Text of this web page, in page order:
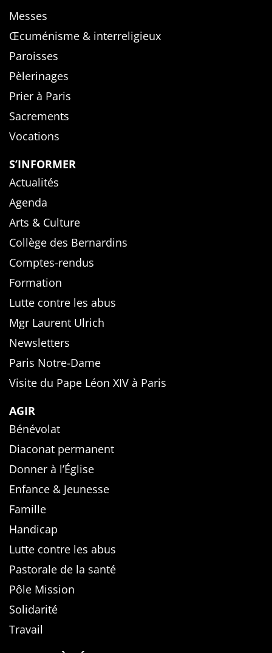
Messes
Œcuménisme & interreligieux
Paroisses
Pèlerinages
Prier à Paris
Sacrements
Vocations
S’INFORMER
Actualités
Agenda
Arts & Culture
Collège des Bernardins
Comptes-rendus
Formation
Lutte contre les abus
Mgr Laurent Ulrich
Newsletters
Paris Notre-Dame
Visite du Pape Léon XIV à Paris
AGIR
Bénévolat
Diaconat permanent
Donner à l’Église
Enfance & Jeunesse
Famille
Handicap
Lutte contre les abus
Pastorale de la santé
Pôle Mission
Solidarité
Travail